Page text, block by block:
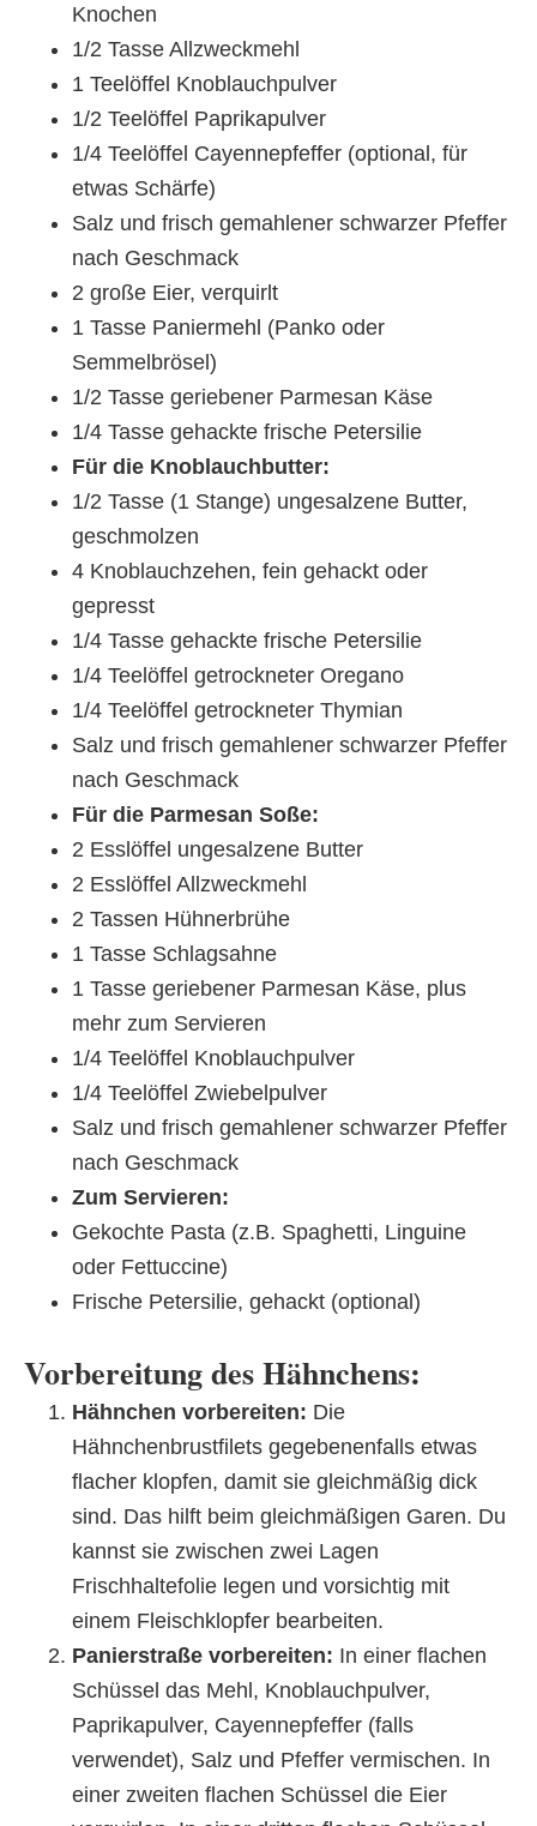
Knochen
1/2 Tasse Allzweckmehl
1 Teelöffel Knoblauchpulver
1/2 Teelöffel Paprikapulver
1/4 Teelöffel Cayennepfeffer (optional, für
etwas Schärfe)
Salz und frisch gemahlener schwarzer Pfeffer
nach Geschmack
2 große Eier, verquirlt
1 Tasse Paniermehl (Panko oder
Semmelbrösel)
1/2 Tasse geriebener Parmesan Käse
1/4 Tasse gehackte frische Petersilie
Für die Knoblauchbutter:
1/2 Tasse (1 Stange) ungesalzene Butter,
geschmolzen
4 Knoblauchzehen, fein gehackt oder
gepresst
1/4 Tasse gehackte frische Petersilie
1/4 Teelöffel getrockneter Oregano
1/4 Teelöffel getrockneter Thymian
Salz und frisch gemahlener schwarzer Pfeffer
nach Geschmack
Für die Parmesan Soße:
2 Esslöffel ungesalzene Butter
2 Esslöffel Allzweckmehl
2 Tassen Hühnerbrühe
1 Tasse Schlagsahne
1 Tasse geriebener Parmesan Käse, plus
mehr zum Servieren
1/4 Teelöffel Knoblauchpulver
1/4 Teelöffel Zwiebelpulver
Salz und frisch gemahlener schwarzer Pfeffer
nach Geschmack
Zum Servieren:
Gekochte Pasta (z.B. Spaghetti, Linguine
oder Fettuccine)
Frische Petersilie, gehackt (optional)
Vorbereitung des Hähnchens:
Hähnchen vorbereiten: Die
Hähnchenbrustfilets gegebenenfalls etwas
flacher klopfen, damit sie gleichmäßig dick
sind. Das hilft beim gleichmäßigen Garen. Du
kannst sie zwischen zwei Lagen
Frischhaltefolie legen und vorsichtig mit
einem Fleischklopfer bearbeiten.
Panierstraße vorbereiten: In einer flachen
Schüssel das Mehl, Knoblauchpulver,
Paprikapulver, Cayennepfeffer (falls
verwendet), Salz und Pfeffer vermischen. In
einer zweiten flachen Schüssel die Eier